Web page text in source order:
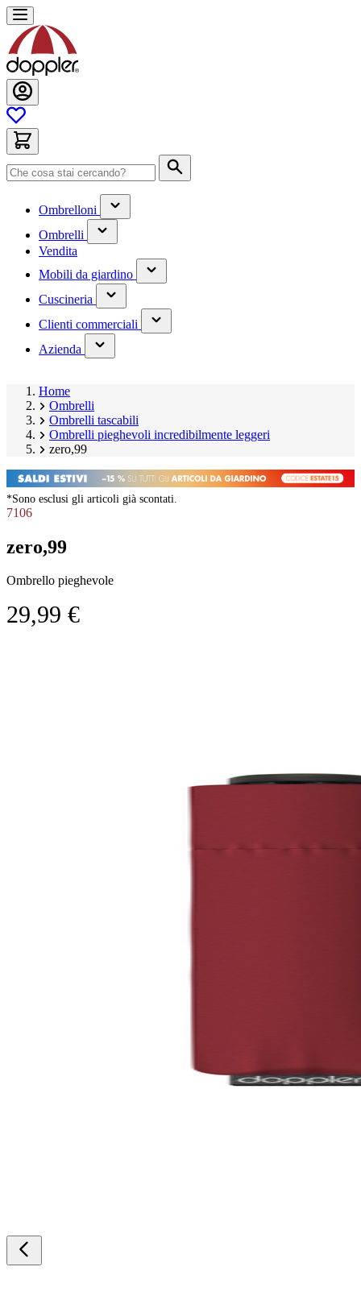
Salta
al
contenuto
Ombrelloni
(contiene
un
sottomenu)
Ombrelli
(contiene
un
Vendita
Mobili da giardino
(contiene
un
Cuscineria
(contiene
un
sottomenu)
Clienti commerciali
(has
submenu)
Azienda
(has
submenu)
Home
Ombrelli
Ombrelli tascabili
Ombrelli pieghevoli incredibilmente leggeri
zero,99
*Sono esclusi gli articoli già scontati.
7106
zero,99
Ombrello pieghevole
29,99 €